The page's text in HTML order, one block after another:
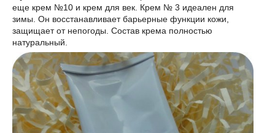
еще крем №10 и крем для век. Крем № 3 идеален для
зимы. Он восстанавливает барьерные функции кожи,
защищает от непогоды. Состав крема полностью
натуральный.